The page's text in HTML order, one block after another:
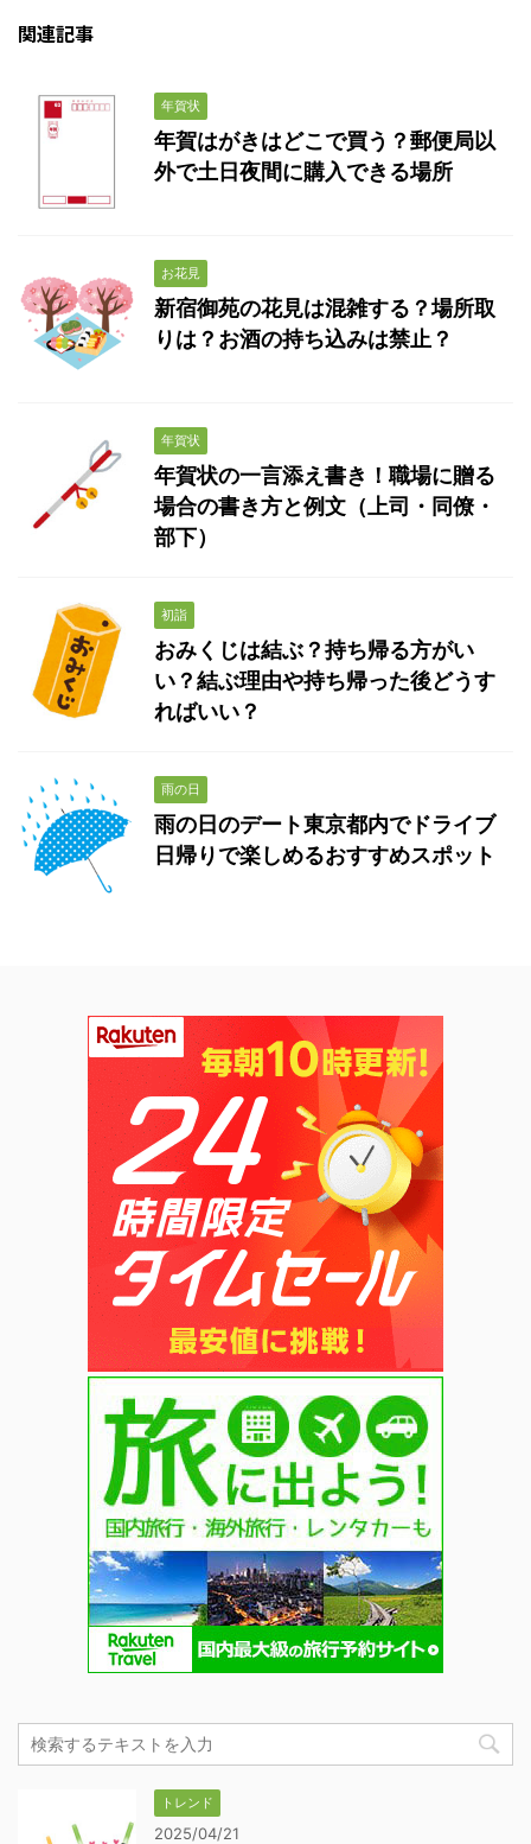
関連記事
年賀状
年賀はがきはどこで買う？郵便局以
外で土日夜間に購入できる場所
お花見
新宿御苑の花見は混雑する？場所取
りは？お酒の持ち込みは禁止？
年賀状
年賀状の一言添え書き！職場に贈る
場合の書き方と例文（上司・同僚・
部下）
初詣
おみくじは結ぶ？持ち帰る方がい
い？結ぶ理由や持ち帰った後どうす
ればいい？
雨の日
雨の日のデート東京都内でドライブ
日帰りで楽しめるおすすめスポット
トレンド
2025/04/21